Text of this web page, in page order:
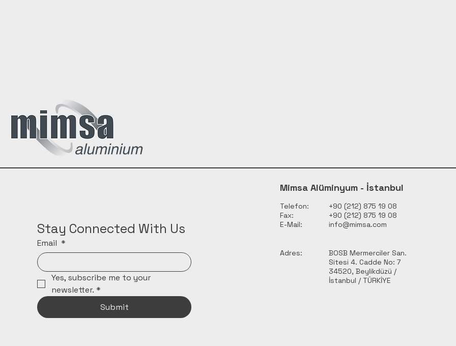
Stay Connected With Us
Email *
Yes, subscribe me to your
newsletter. *
Submit
Mimsa Alüminyum - İstanbul
+90 (212) 875 19 08
Telefon:
+90 (212) 875 19 08
Fax:
info@mimsa.com
E-Mail:
BOSB Mermerciler San.
Sitesi 4. Cadde No: 7
34520, Beylikdüzü /
İstanbul / TÜRKİYE
Adres: